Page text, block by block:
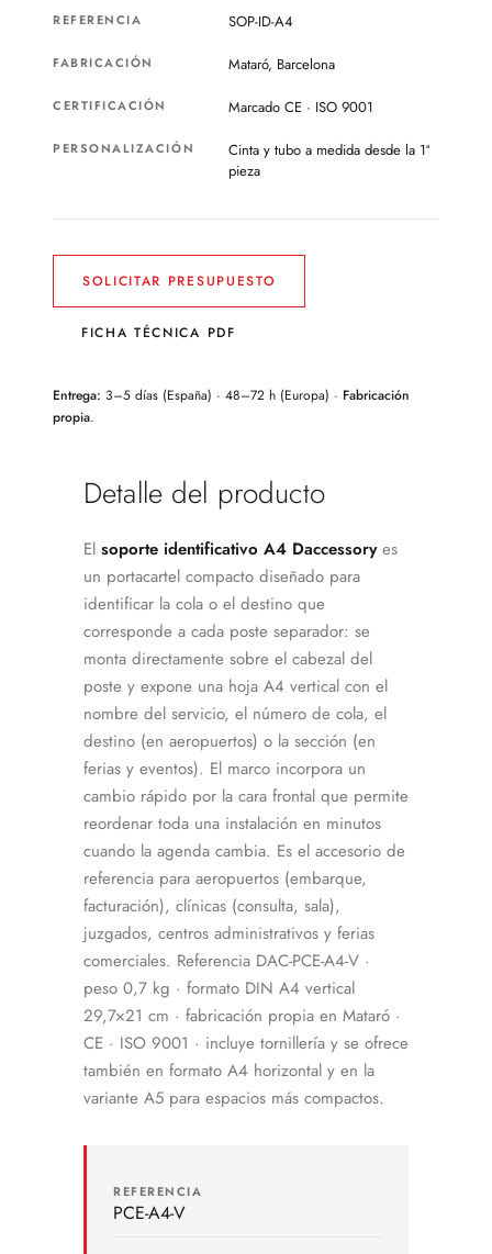
REFERENCIA SOP-ID-A4
FABRICACIÓN Mataró, Barcelona
CERTIFICACIÓN Marcado CE · ISO 9001
PERSONALIZACIÓN
Cinta y tubo a medida desde la 1ª
pieza
SOLICITAR PRESUPUESTO
FICHA TÉCNICA PDF
Entrega: 3–5 días (España) · 48–72 h (Europa) · Fabricación
propia.
Detalle del producto
El soporte identificativo A4 Daccessoryes
un portacartel compacto diseñado para
identificar la cola o el destino que
corresponde a cada poste separador: se
monta directamente sobre el cabezal del
poste y expone una hoja A4 vertical con el
nombre del servicio, el número de cola, el
destino (en aeropuertos) o la sección (en
ferias y eventos). El marco incorpora un
cambio rápido por la cara frontal que permite
reordenar toda una instalación en minutos
cuando la agenda cambia. Es el accesorio de
referencia para aeropuertos (embarque,
facturación), clínicas (consulta, sala),
juzgados, centros administrativos y ferias
comerciales. Referencia DAC-PCE-A4-V ·
peso 0,7 kg · formato DIN A4 vertical
29,7×21 cm · fabricación propia en Mataró ·
CE · ISO 9001 · incluye tornillería y se ofrece
también en formato A4 horizontal y en la
variante A5 para espacios más compactos.
REFERENCIA
PCE-A4-V